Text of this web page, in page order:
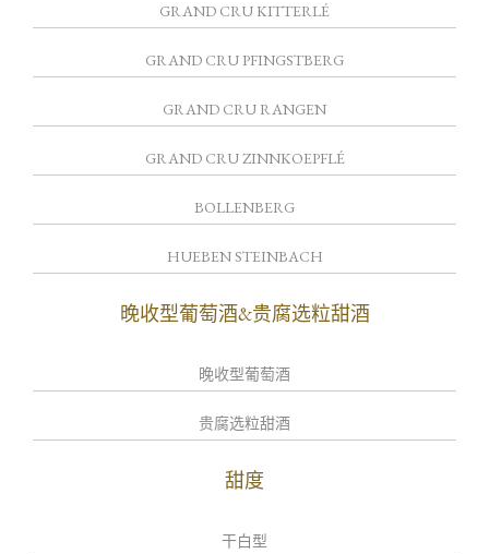
GRAND CRU KITTERLÉ
GRAND CRU PFINGSTBERG
GRAND CRU RANGEN
GRAND CRU ZINNKOEPFLÉ
BOLLENBERG
HUEBEN STEINBACH
晚收型葡萄酒&贵腐选粒甜酒
晚收型葡萄酒
贵腐选粒甜酒
甜度
干白型